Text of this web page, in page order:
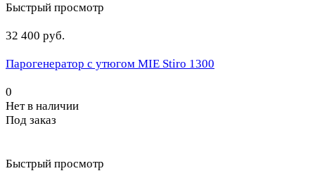
Быстрый просмотр
32 400 руб.
Парогенератор с утюгом MIE Stiro 1300
0
Нет в наличии
Под заказ
Быстрый просмотр